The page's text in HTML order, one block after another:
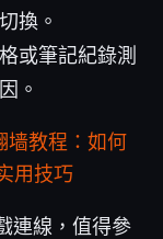
換。
或筆記紀錄測
。
墙教程：如何
用技巧
連線，值得參